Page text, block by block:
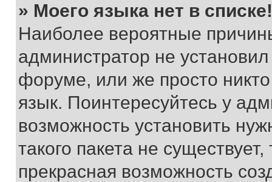
» Моего языка нет в списке!
Наиболее вероятные
администратор не
форуме, или же просто
язык. Поинтересуйтесь у
возможность установить
такого пакета не
прекрасная возможность